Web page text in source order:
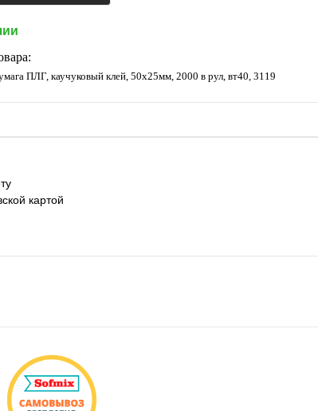
цену
ПЛГ, каучуковый клей, 50х25мм, 2000 в рул, вт40, 3119
картой